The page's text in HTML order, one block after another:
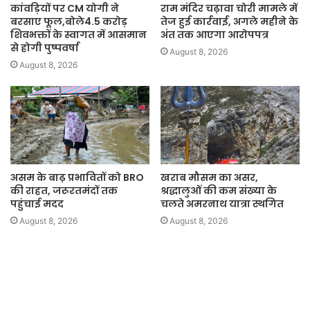
कांवड़ियों पर CM योगी ने
बरसाए फूल,बोले4.5 करोड़
शिवभक्तों के स्वागत में आसमान
से होगी पुष्पवर्षा
August 8, 2026
राम मंदिर चढ़ावा चोरी मामले में
तेज हुई कार्रवाई, अगले महीने के
अंत तक आएगा आरोपपत्र
August 8, 2026
असम के बाढ़ प्रभावितों को BRO
की राहत, जरूरतमंदों तक
पहुंचाई मदद
August 8, 2026
खराब मौसम का असर,
श्रद्धालुओं की कम संख्या के
चलते अमरनाथ यात्रा स्थगित
August 8, 2026